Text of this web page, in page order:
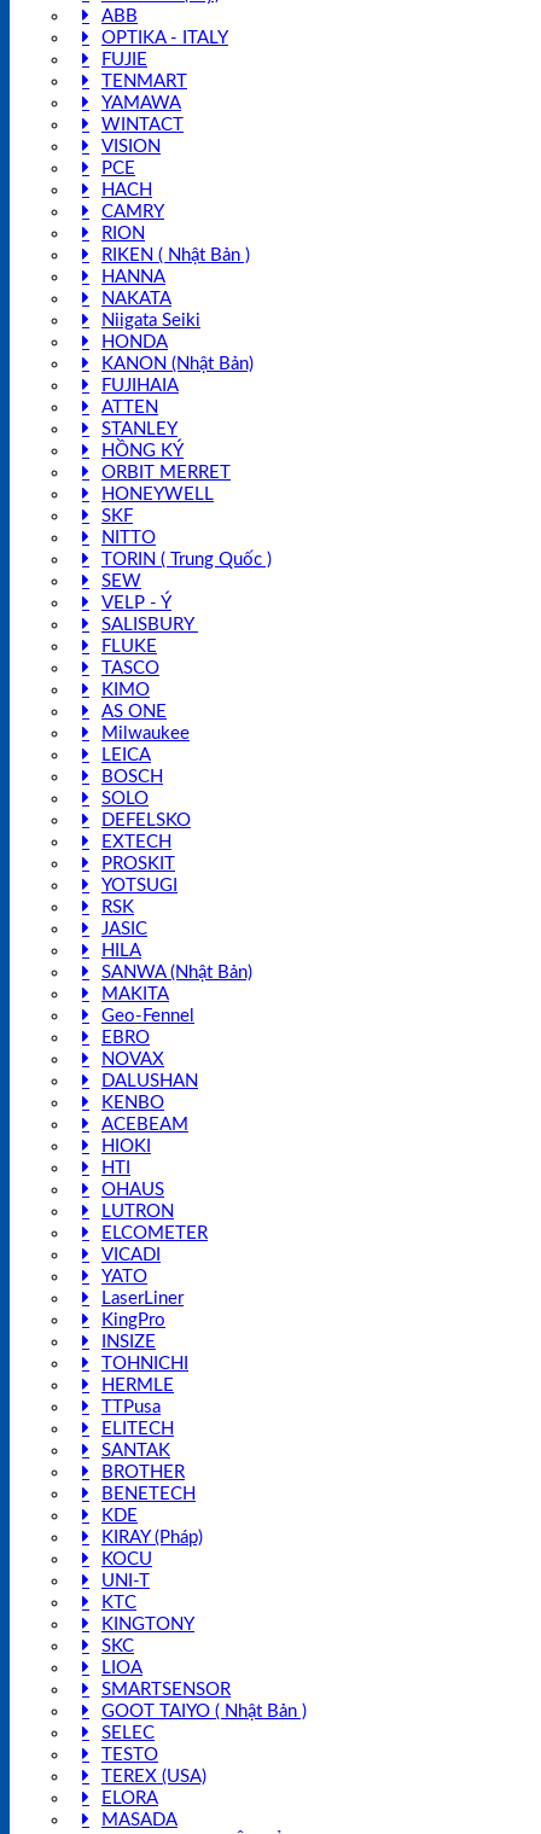
ABB
OPTIKA - ITALY
FUJIE
TENMART
YAMAWA
WINTACT
VISION
PCE
HACH
CAMRY
RION
RIKEN ( Nhật Bản )
HANNA
NAKATA
Niigata Seiki
HONDA
KANON (Nhật Bản)
FUJIHAIA
ATTEN
STANLEY
HỒNG KÝ
ORBIT MERRET
HONEYWELL
SKF
NITTO
TORIN ( Trung Quốc )
SEW
VELP - Ý
SALISBURY
FLUKE
TASCO
KIMO
AS ONE
Milwaukee
LEICA
BOSCH
SOLO
DEFELSKO
EXTECH
PROSKIT
YOTSUGI
RSK
JASIC
HILA
SANWA (Nhật Bản)
MAKITA
Geo-Fennel
EBRO
NOVAX
DALUSHAN
KENBO
ACEBEAM
HIOKI
HTI
OHAUS
LUTRON
ELCOMETER
VICADI
YATO
LaserLiner
KingPro
INSIZE
TOHNICHI
HERMLE
TTPusa
ELITECH
SANTAK
BROTHER
BENETECH
KDE
KIRAY (Pháp)
KOCU
UNI-T
KTC
KINGTONY
SKC
LIOA
SMARTSENSOR
GOOT TAIYO ( Nhật Bản )
SELEC
TESTO
TEREX (USA)
ELORA
MASADA